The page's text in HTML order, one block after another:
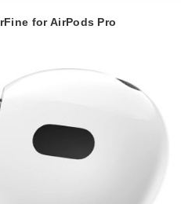
for AirPods Pro